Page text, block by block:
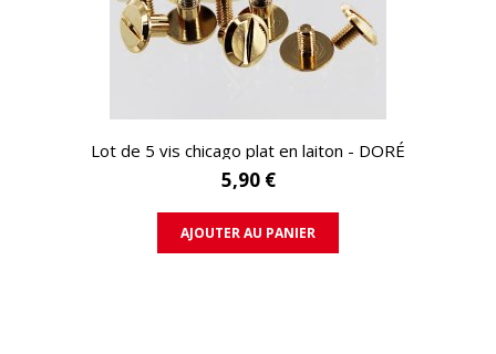
APERÇU RAPIDE
Lot de 5 vis chicago plat en laiton - DORÉ
5,90 €
AJOUTER AU PANIER